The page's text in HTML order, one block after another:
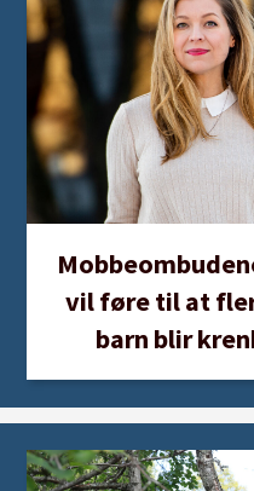
vil føre til at
barn blir